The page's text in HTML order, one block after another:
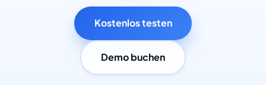
Kostenlos testen
Demo buchen